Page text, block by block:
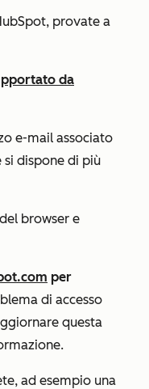
provate a
da
e-mail associato
si dispone di più
del browser e
per
di accesso
questa
ad esempio una